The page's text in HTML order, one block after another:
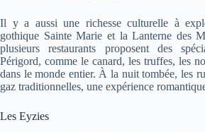
Il y a aussi une richesse culturelle à
gothique Sainte Marie et la Lanterne des
plusieurs restaurants proposent des
Périgord, comme le canard, les truffes, les
dans le monde entier. À la nuit tombée, les
gaz traditionnelles, une expérience
Les Eyzies